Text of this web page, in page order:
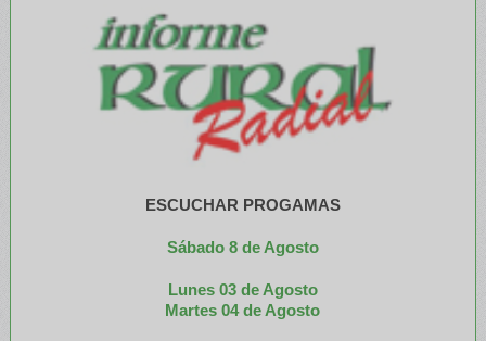
ESCUCHAR PROGAMAS
Sábado 8 de Agosto
Lunes 03 de Agosto
Martes 04 de Agosto